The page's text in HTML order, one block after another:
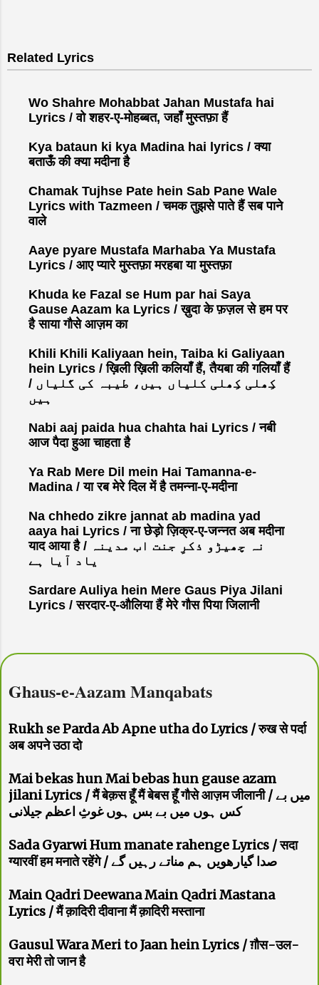
Related Lyrics
Wo Shahre Mohabbat Jahan Mustafa hai
Lyrics / वो शहर-ए-मोहब्बत, जहाँ मुस्तफ़ा हैं
Kya bataun ki kya Madina hai lyrics / क्या
बताऊँ की क्या मदीना है
Chamak Tujhse Pate hein Sab Pane Wale
Lyrics with Tazmeen / चमक तुझसे पाते हैं सब पाने
वाले
Aaye pyare Mustafa Marhaba Ya Mustafa
Lyrics / आए प्यारे मुस्तफ़ा मरहबा या मुस्तफ़ा
Khuda ke Fazal se Hum par hai Saya
Gause Aazam ka Lyrics / ख़ुदा के फ़ज़ल से हम पर
है साया गौसे आज़म का
Khili Khili Kaliyaan hein, Taiba ki Galiyaan
hein Lyrics / ख़िली ख़िली कलियाँ हैं, तैयबा की गलियाँ हैं
/ کِھلی کِھلی کلیاں ہیں، طیبہ کی گلیاں
ہیں
Nabi aaj paida hua chahta hai Lyrics / नबी
आज पैदा हुआ चाहता है
Ya Rab Mere Dil mein Hai Tamanna-e-
Madina / या रब मेरे दिल में है तमन्ना-ए-मदीना
Na chhedo zikre jannat ab madina yad
aaya hai Lyrics / ना छेड़ो ज़िक्र-ए-जन्नत अब मदीना
याद आया है / نہ چھیڑو ذکرِ جنت اب مدینہ
یاد آیا ہے
Sardare Auliya hein Mere Gaus Piya Jilani
Lyrics / सरदार-ए-औलिया हैं मेरे गौस पिया जिलानी
Ghaus-e-Aazam Manqabats
Rukh se Parda Ab Apne utha do Lyrics / रुख से पर्दा
अब अपने उठा दो
Mai bekas hun Mai bebas hun gause azam
jilani Lyrics / मैं बेक़स हूँ मैं बेबस हूँ गौसे आज़म जीलानी / میں بے
کس ہوں میں بے بس ہوں غوثِ اعظم جیلانی
Sada Gyarwi Hum manate rahenge Lyrics / सदा
ग्यारवीं हम मनाते रहेंगे / صدا گیارھویں ہم مناتے رہیں گے
Main Qadri Deewana Main Qadri Mastana
Lyrics / मैं क़ादिरी दीवाना मैं क़ादिरी मस्ताना
Gausul Wara Meri to Jaan hein Lyrics / ग़ौस-उल-
वरा मेरी तो जान है